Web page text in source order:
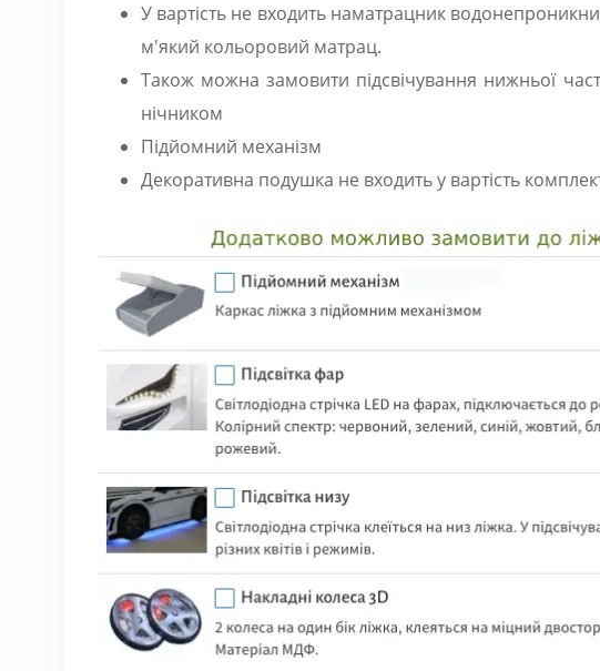
У вартість не входить наматрацник
м'який кольоровий матрац.
Також можна замовити підсвічування нижньої
нічником
Підйомний механізм
Декоративна подушка не входить у вартість